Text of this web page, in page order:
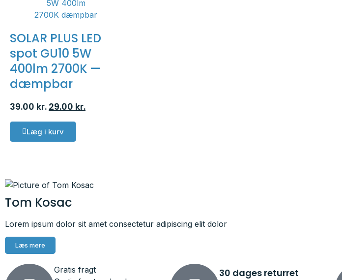
SOLAR PLUS LED
spot GU10 5W
400lm 2700K —
dæmpbar
39.00kr. 29.00 kr.
Læg i kurv
Tom Kosac
Lorem ipsum dolor sit amet consectetur adipiscing elit dolor
Læs mere
Gratis fragt
30 dages returret